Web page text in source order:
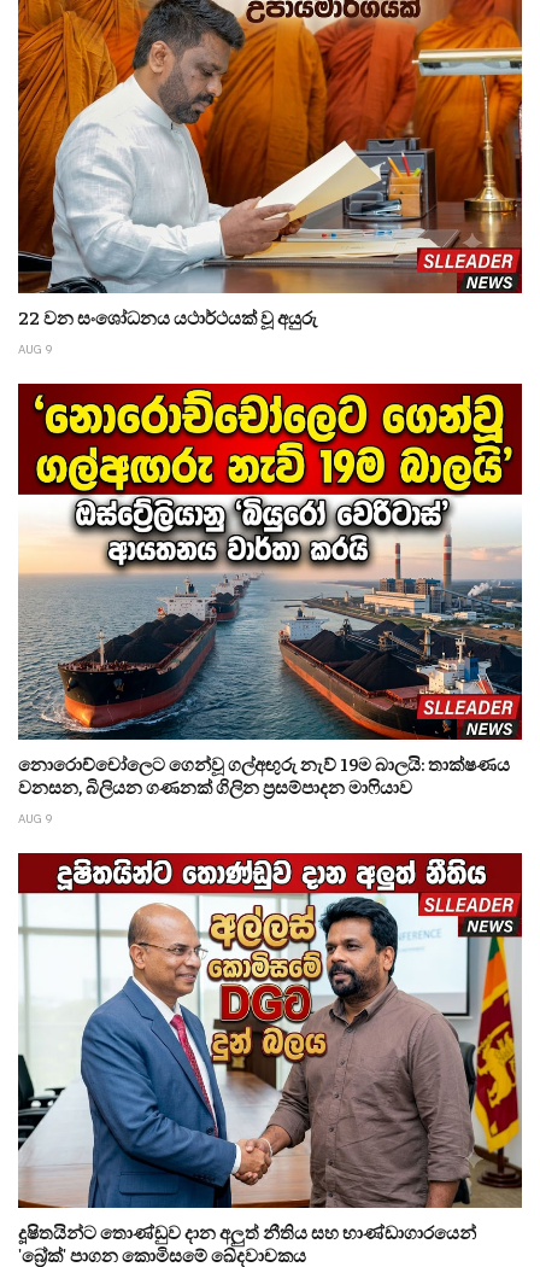
22 වන සංශෝධනය යථාර්ථයක් වූ අයුරු
AUG 9
නොරොච්චෝලෙට ගෙන්වූ ගල්අඟුරු නැව් 19ම බාලයි: තාක්ෂණය
වනසන, බිලියන ගණනක් ගිලින ප්‍රසම්පාදන මාෆියාව
AUG 9
දූෂිතයින්ට තොණ්ඩුව දාන අලුත් නීතිය සහ භාණ්ඩාගාරයෙන්
'බ්‍රේක්' පාගන කොමිසමේ ඛේදවාචකය